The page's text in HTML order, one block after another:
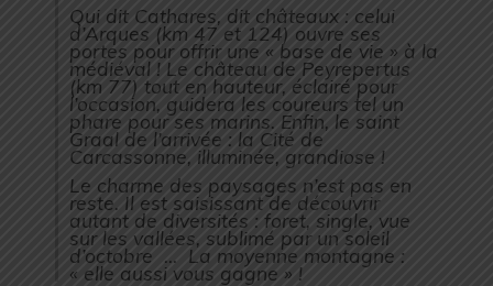
Qui dit Cathares, dit châteaux : celui
d’Arques (km 47 et 124) ouvre ses
portes pour offrir une « base de vie » à la
médiéval ! Le château de Peyrepertus
(km 77) tout en hauteur, éclairé pour
l’occasion, guidera les coureurs tel un
phare pour ses marins. Enfin, le saint
Graal de l’arrivée : la Cité de
Carcassonne, illuminée, grandiose !
Le charme des paysages n’est pas en
reste. Il est saisissant de découvrir
autant de diversités : foret, single, vue
sur les vallées, sublimé par un soleil
d’octobre … La moyenne montagne :
« elle aussi vous gagne » !